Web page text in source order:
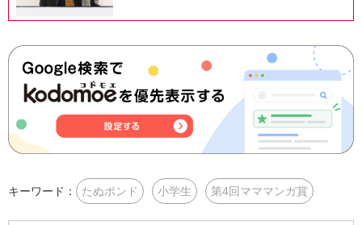
キーワード： たぬポンド 小学生 第4回マママンガ賞